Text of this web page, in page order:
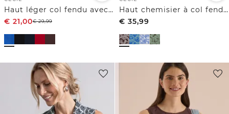
Haut léger col fendu avec cordons
€ 21,00€29,99
Haut chemisier à col fendu et imprimé
€ 35,99